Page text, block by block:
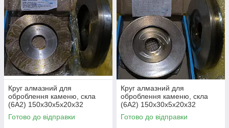
Круг алмазний для
оброблення каменю, скла
(6А2) 150х30х5х20х32
160/125
Готово до відправки
Круг алмазний для
оброблення каменю, скла
(6А2) 150х30х5х20х32
200/160
Готово до відправки